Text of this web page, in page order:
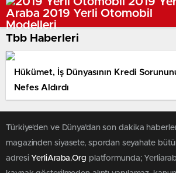
Tbb Haberleri
Hükümet, İş Dünyasının Kredi
Nefes Aldırdı
Türkiye'den ve Dünya’dan son dakika
magazinden siyasete, spordan seyahate
adresi YerliAraba.Org platformunda;